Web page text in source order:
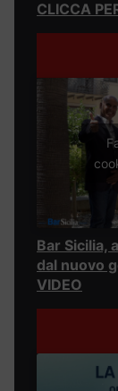
CLICCA
Bar Sicilia,
dal nuovo
VIDEO